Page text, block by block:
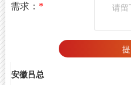
需求： *
2021-2-18 7:15:20
鸡粪有机肥颗粒包装机需要投资